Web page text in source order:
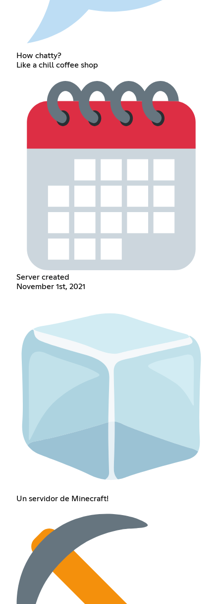
How chatty?
Like a chill coffee shop
Server created
November 1st, 2021
Un servidor de Minecraft!